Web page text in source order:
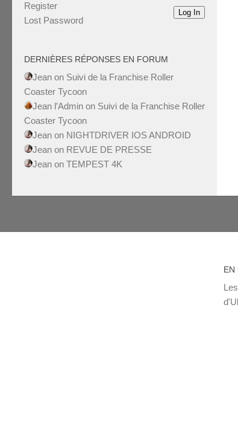
Log In
Register
Lost Password
DERNIÈRES RÉPONSES EN FORUM
Jean on Suivi de la Franchise Roller
Coaster Tycoon
Jean l’Admin on Suivi de la Franchise Roller
Coaster Tycoon
Jean on NIGHTDRIVER IOS ANDROID
Jean on REVUE DE PRESSE
Jean on TEMPEST 4K
EN